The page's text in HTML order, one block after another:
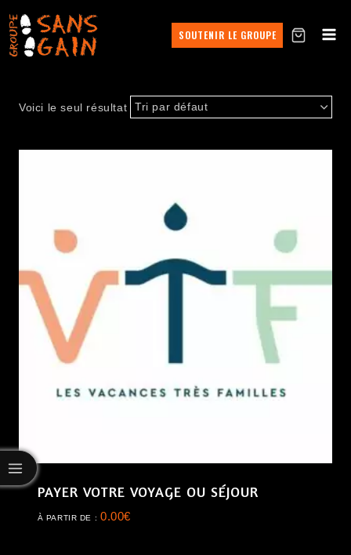
SOUTENIR LE GROUPE
Voici le seul résultat
PAYER VOTRE VOYAGE OU SÉJOUR
À PARTIR DE : 0.00€